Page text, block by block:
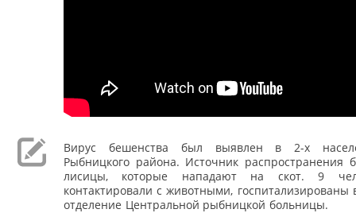
Вирус бешенства был выявлен в 2-х
Рыбницкого района. Источник распространения
лисицы, которые нападают на скот. 9
контактировали с животными,
отделение Центральной рыбницкой больницы.